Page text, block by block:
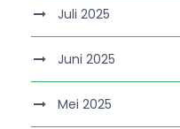
Juli 2025
Juni 2025
Mei 2025